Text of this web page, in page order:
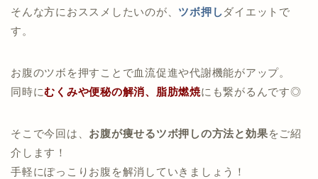
そんな方におススメしたいのが、 ツボ押しダイエットで
す。
お腹のツボを押すことで血流促進や代謝機能がアップ。
同時にむくみや便秘の解消、脂肪燃焼にも繋がるんです◎
そこで今回は、 お腹が痩せるツボ押しの方法と効果をご紹
介します！
手軽にぽっこりお腹を解消していきましょう！